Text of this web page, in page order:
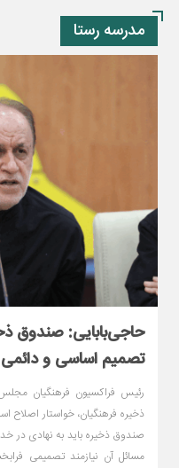
مدرسه رستا
حاجی‌بابایی: صندوق
تصمیم اساسی و
رئیس فراکسیون فرهنگیان
ذخیره فرهنگیان، خواستار
صندوق ذخیره باید به نهادی در
مسائل آن نیازمند تصمیمی